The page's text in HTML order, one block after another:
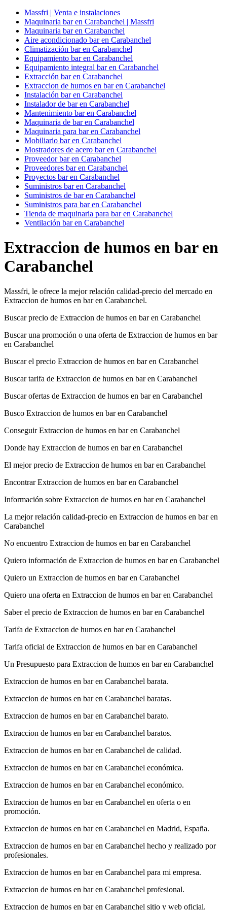
Massfri | Venta e instalaciones
Maquinaria bar en Carabanchel | Massfri
Maquinaria bar en Carabanchel
Aire acondicionado bar en Carabanchel
Climatización bar en Carabanchel
Equipamiento bar en Carabanchel
Equipamiento integral bar en Carabanchel
Extracción bar en Carabanchel
Extraccion de humos en bar en Carabanchel
Instalación bar en Carabanchel
Instalador de bar en Carabanchel
Mantenimiento bar en Carabanchel
Maquinaria de bar en Carabanchel
Maquinaria para bar en Carabanchel
Mobiliario bar en Carabanchel
Mostradores de acero bar en Carabanchel
Proveedor bar en Carabanchel
Proveedores bar en Carabanchel
Proyectos bar en Carabanchel
Suministros bar en Carabanchel
Suministros de bar en Carabanchel
Suministros para bar en Carabanchel
Tienda de maquinaria para bar en Carabanchel
Ventilación bar en Carabanchel
Extraccion de humos en bar en
Carabanchel
Massfri, le ofrece la mejor relación calidad-precio del mercado en
Extraccion de humos en bar en Carabanchel.
Buscar precio de Extraccion de humos en bar en Carabanchel
Buscar una promoción o una oferta de Extraccion de humos en bar
en Carabanchel
Buscar el precio Extraccion de humos en bar en Carabanchel
Buscar tarifa de Extraccion de humos en bar en Carabanchel
Buscar ofertas de Extraccion de humos en bar en Carabanchel
Busco Extraccion de humos en bar en Carabanchel
Conseguir Extraccion de humos en bar en Carabanchel
Donde hay Extraccion de humos en bar en Carabanchel
El mejor precio de Extraccion de humos en bar en Carabanchel
Encontrar Extraccion de humos en bar en Carabanchel
Información sobre Extraccion de humos en bar en Carabanchel
La mejor relación calidad-precio en Extraccion de humos en bar en
Carabanchel
No encuentro Extraccion de humos en bar en Carabanchel
Quiero información de Extraccion de humos en bar en Carabanchel
Quiero un Extraccion de humos en bar en Carabanchel
Quiero una oferta en Extraccion de humos en bar en Carabanchel
Saber el precio de Extraccion de humos en bar en Carabanchel
Tarifa de Extraccion de humos en bar en Carabanchel
Tarifa oficial de Extraccion de humos en bar en Carabanchel
Un Presupuesto para Extraccion de humos en bar en Carabanchel
Extraccion de humos en bar en Carabanchel barata.
Extraccion de humos en bar en Carabanchel baratas.
Extraccion de humos en bar en Carabanchel barato.
Extraccion de humos en bar en Carabanchel baratos.
Extraccion de humos en bar en Carabanchel de calidad.
Extraccion de humos en bar en Carabanchel económica.
Extraccion de humos en bar en Carabanchel económico.
Extraccion de humos en bar en Carabanchel en oferta o en
promoción.
Extraccion de humos en bar en Carabanchel en Madrid, España.
Extraccion de humos en bar en Carabanchel hecho y realizado por
profesionales.
Extraccion de humos en bar en Carabanchel para mi empresa.
Extraccion de humos en bar en Carabanchel profesional.
Extraccion de humos en bar en Carabanchel sitio y web oficial.